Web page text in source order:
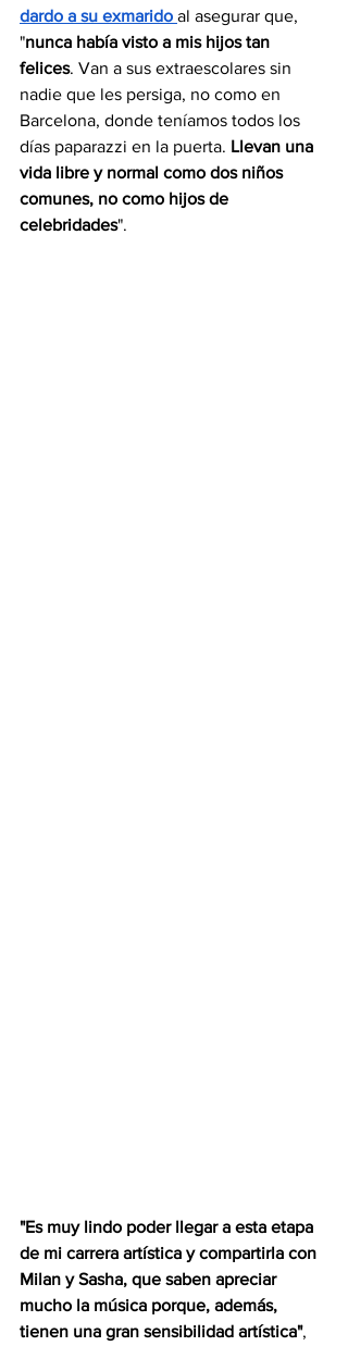
dardo a su exmarido al asegurar que,
"nunca había visto a mis hijos tan
felices. Van a sus extraescolares sin
nadie que les persiga, no como en
Barcelona, donde teníamos todos los
días paparazzi en la puerta. Llevan una
vida libre y normal como dos niños
comunes, no como hijos de
celebridades".
"Es muy lindo poder llegar a esta etapa
de mi carrera artística y compartirla con
Milan y Sasha, que saben apreciar
mucho la música porque, además,
tienen una gran sensibilidad artística",